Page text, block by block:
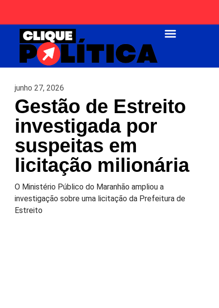
junho 27, 2026
Gestão de Estreito
investigada por
suspeitas em
licitação milionária
O Ministério Público do Maranhão ampliou a
investigação sobre uma licitação da Prefeitura de
Estreito